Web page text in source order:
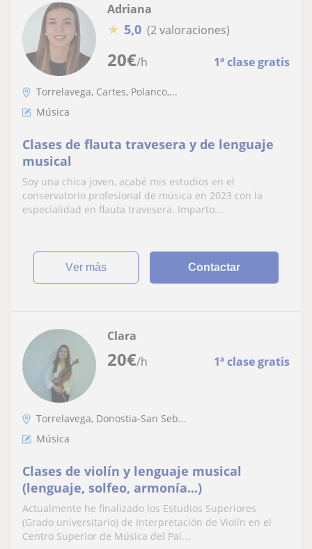
20€/h 1ª clase gratis
Adriana
★ 5,0 (2 valoraciones)
Torrelavega, Cartes, Polanco,...
Música
Clases de flauta travesera y de lenguaje
musical
Soy una chica joven, acabé mis estudios en el
conservatorio profesional de música en 2023 con la
especialidad en flauta travesera. Imparto...
ver más Contactar
20€/h 1ª clase gratis
Clara
Torrelavega, Donostia-San Seb...
Música
Clases de violín y lenguaje musical
(lenguaje, solfeo, armonía...)
Actualmente he finalizado los Estudios Superiores
(Grado universitario) de Interpretación de Violín en el
Centro Superior de Música del Paí...